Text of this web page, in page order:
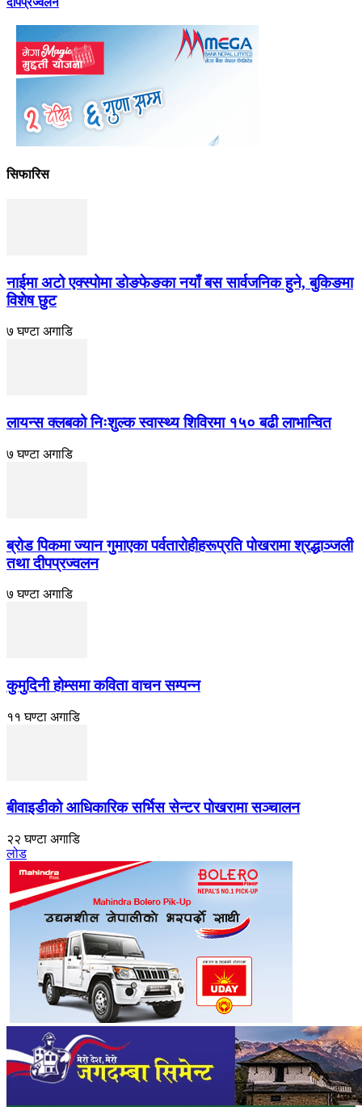
सिफारिस
नाईमा अटो एक्स्पोमा डोङफेङका नयाँ बस सार्वजनिक हुने, बुकिङमा
विशेष छुट
७ घण्टा अगाडि
लायन्स क्लबको निःशुल्क स्वास्थ्य शिविरमा १५० बढी लाभान्वित
७ घण्टा अगाडि
ब्रोड पिकमा ज्यान गुमाएका पर्वतारोहीहरूप्रति पोखरामा श्रद्धाञ्जली
तथा दीपप्रज्वलन
७ घण्टा अगाडि
कुमुदिनी होम्समा कविता वाचन सम्पन्न
११ घण्टा अगाडि
बीवाइडीको आधिकारिक सर्भिस सेन्टर पोखरामा सञ्चालन
२२ घण्टा अगाडि
लोड